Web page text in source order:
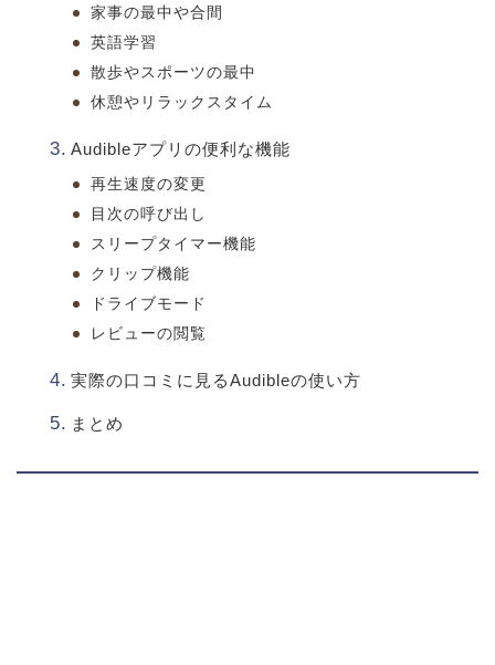
家事の最中や合間
英語学習
散歩やスポーツの最中
休憩やリラックスタイム
Audibleアプリの便利な機能
再生速度の変更
目次の呼び出し
スリープタイマー機能
クリップ機能
ドライブモード
レビューの閲覧
実際の口コミに見るAudibleの使い方
まとめ